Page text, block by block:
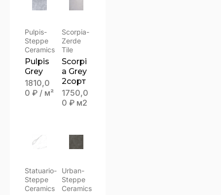
Pulpis-
Steppe
Ceramics
Pulpis
Grey
1810,0
0 ₽ / м²
Scorpia-
Zerde
Tile
Scorpi
a Grey
2сорт
1750,0
0 ₽ м2
Statuario-
Steppe
Ceramics
Urban-
Steppe
Ceramics